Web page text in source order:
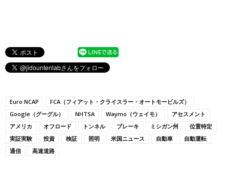
Euro NCAP
FCA（フィアット・クライスラー・オートモービルズ）
Google（グーグル）
NHTSA Waymo（ウェイモ）
アセスメント
アメリカ
オフロード トンネル ブレーキ ミシガン州
位置特定
実証実験
投資 検証 照明 米国ニュース 自動車
自動運転
通信
高速道路